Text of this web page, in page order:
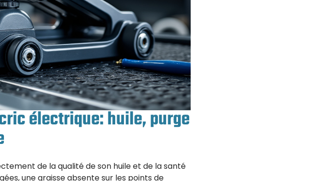
électrique: huile, purge
de la qualité de son huile et de la santé
une graisse absente sur les points de